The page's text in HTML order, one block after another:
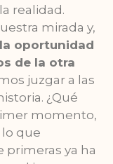
realidad.
mirada y,
la oportunidad
de la otra
juzgar a las
¿Qué
momento,
lo que
primeras ya ha